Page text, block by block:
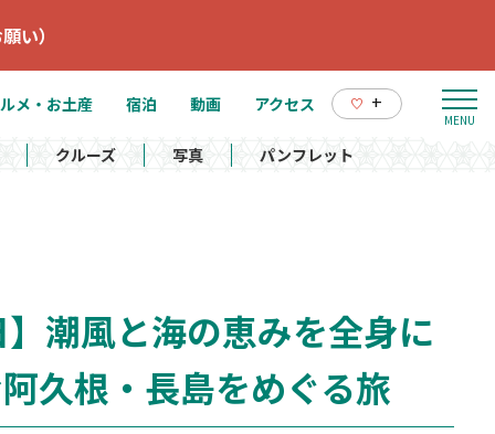
い）
メ・お土産 宿泊 動画 アクセス +
クルーズ 写真 パンフレット
潮風と海の恵みを全身に
久根・長島をめぐる旅